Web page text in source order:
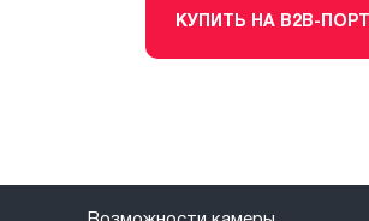
КУПИТЬ НА B2B-